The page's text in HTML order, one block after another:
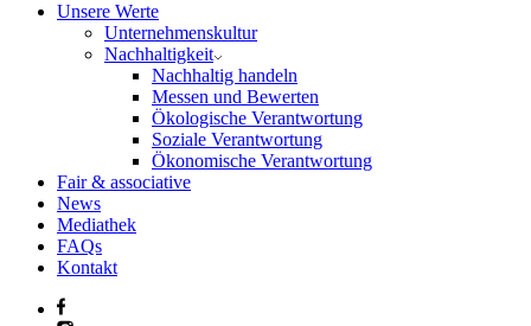
Unsere Werte
Unternehmenskultur
Nachhaltigkeit
Nachhaltig handeln
Messen und Bewerten
Ökologische Verantwortung
Soziale Verantwortung
Ökonomische Verantwortung
Fair & associative
News
Mediathek
FAQs
Kontakt